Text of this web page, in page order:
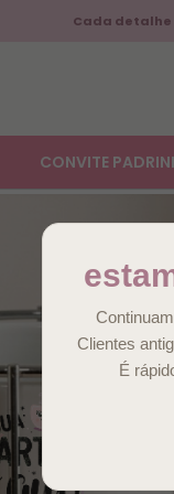
Cada
CONVITE
Clientes
É